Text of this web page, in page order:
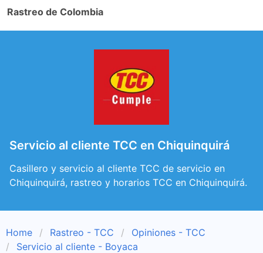
Rastreo de Colombia
Servicio al cliente TCC en Chiquinquirá
Casillero y servicio al cliente TCC de servicio en
Chiquinquirá, rastreo y horarios TCC en Chiquinquirá.
Home Rastreo - TCC
Opiniones - TCC
Servicio al cliente - Boyaca